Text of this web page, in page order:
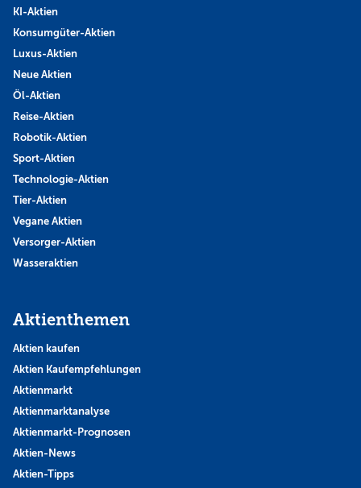
KI-Aktien
Konsumgüter-Aktien
Luxus-Aktien
Neue Aktien
Öl-Aktien
Reise-Aktien
Robotik-Aktien
Sport-Aktien
Technologie-Aktien
Tier-Aktien
Vegane Aktien
Versorger-Aktien
Wasseraktien
Aktienthemen
Aktien kaufen
Aktien Kaufempfehlungen
Aktienmarkt
Aktienmarktanalyse
Aktienmarkt-Prognosen
Aktien-News
Aktien-Tipps